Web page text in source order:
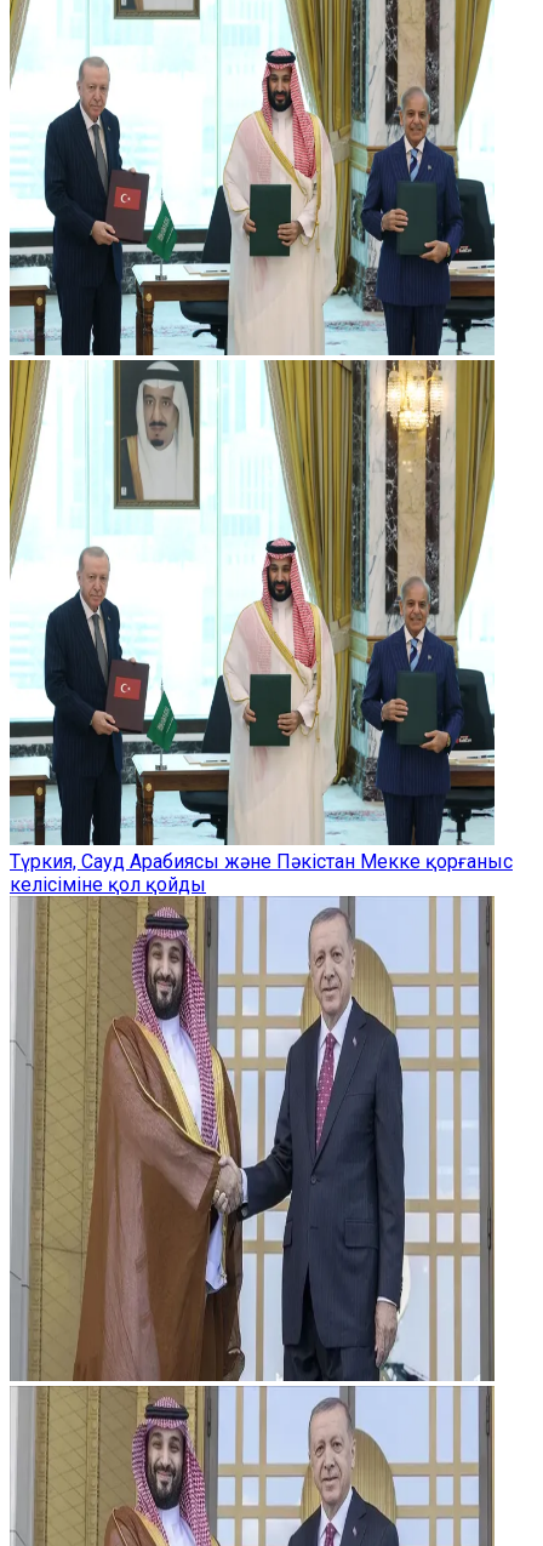
Түркия, Сауд Арабиясы және Пәкістан Мекке қорғаныс
келісіміне қол қойды